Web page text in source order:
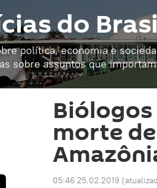
do
política, economia e
sobre assuntos que
morte
05:46 25.02.2019